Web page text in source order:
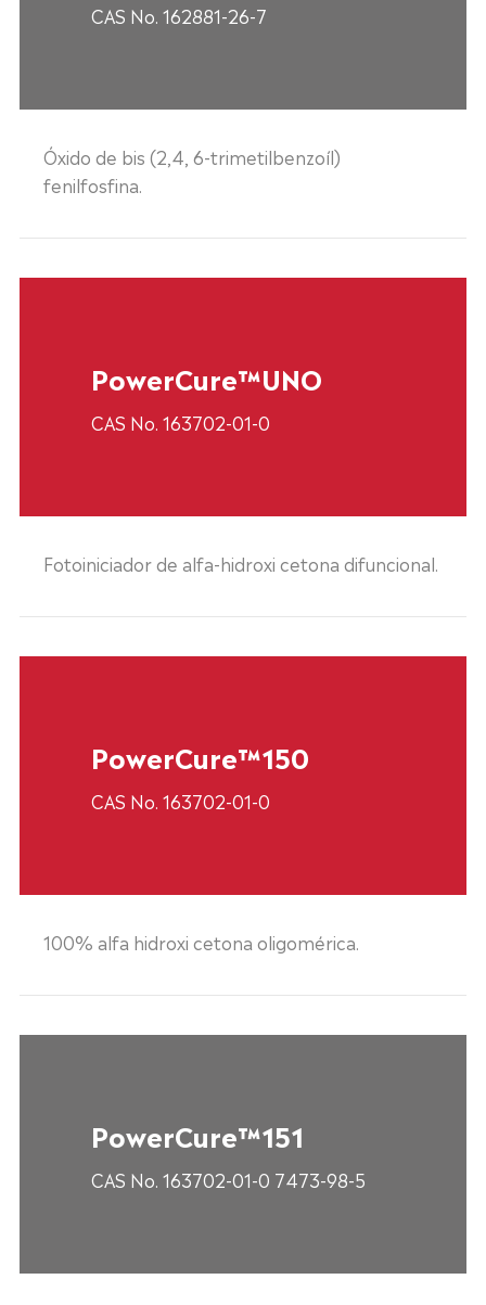
CAS No. 162881-26-7
Óxido de bis (2,4, 6-trimetilbenzoíl)
fenilfosfina.
PowerCure™UNO
CAS No. 163702-01-0
Fotoiniciador de alfa-hidroxi cetona difuncional.
PowerCure™150
CAS No. 163702-01-0
100% alfa hidroxi cetona oligomérica.
PowerCure™151
CAS No. 163702-01-0 7473-98-5